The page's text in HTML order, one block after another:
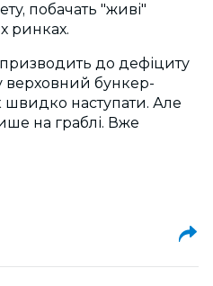
побачать "живі"
ринках.
призводить до дефіциту
верховний бункер-
швидко наступати. Але
на граблі. Вже